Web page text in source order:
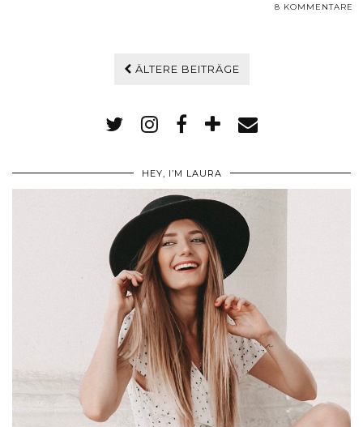
8 KOMMENTARE
ÄLTERE BEITRÄGE
HEY, I’M LAURA